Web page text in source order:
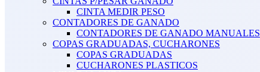
CINTA MEDIR PESO
CONTADORES DE GANADO
CONTADORES DE GANADO MANUALES
COPAS GRADUADAS, CUCHARONES
COPAS GRADUADAS
CUCHARONES PLASTICOS